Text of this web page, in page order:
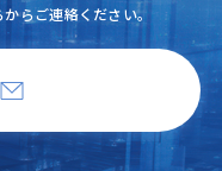
らご連絡ください。